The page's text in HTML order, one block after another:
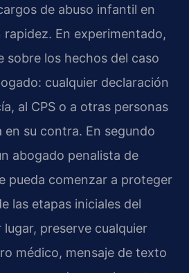
de abuso infantil en
En experimentado,
sobre los hechos del caso
cualquier declaración
al CPS o a otras personas
en su contra. En segundo
abogado penalista de
pueda comenzar a proteger
las etapas iniciales del
preserve cualquier
médico, mensaje de texto